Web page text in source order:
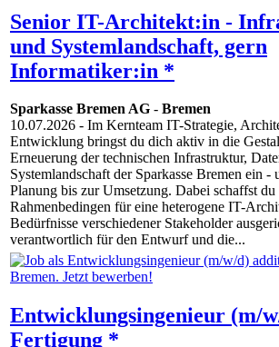
Senior IT-Architekt:in -
und Systemlandschaft, gern
Informatiker:in *
Sparkasse Bremen AG - Bremen
10.07.2026 - Im Kernteam IT-Strategie,
Entwicklung bringst du dich aktiv in die
Erneuerung der technischen Infrastruktur,
Systemlandschaft der Sparkasse Bremen ein -
Planung bis zur Umsetzung. Dabei schaffst du
Rahmenbedingen für eine heterogene IT-
Bedürfnisse verschiedener Stakeholder
verantwortlich für den Entwurf und die...
Entwicklungsingenieur (m/
Fertigung *